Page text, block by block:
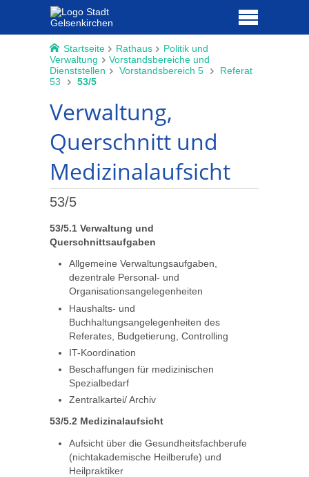
Startseite Rathaus
Politik und
Verwaltung
Vorstandsbereiche und
Dienststellen
Vorstandsbereich 5
Referat
53
53/5
Verwaltung,
Querschnitt und
Medizinalaufsicht
53/5
53/5.1 Verwaltung und
Querschnittsaufgaben
Allgemeine Verwaltungsaufgaben,
dezentrale Personal- und
Organisationsangelegenheiten
Haushalts- und
Buchhaltungsangelegenheiten des
Referates, Budgetierung, Controlling
IT-Koordination
Beschaffungen für medizinischen
Spezialbedarf
Zentralkartei/ Archiv
53/5.2 Medizinalaufsicht
Aufsicht über die Gesundheitsfachberufe
(nichtakademische Heilberufe) und
Heilpraktiker